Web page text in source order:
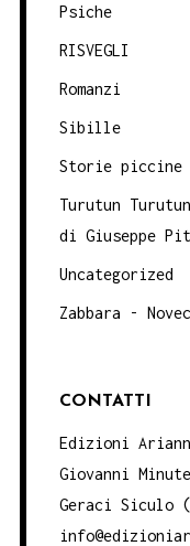
Psiche
RISVEGLI
Romanzi
Sibille
Storie piccine
Turutun
di Giuseppe
Uncategorized
Zabbara -
CONTATTI
Edizioni
Giovanni
Geraci Siculo